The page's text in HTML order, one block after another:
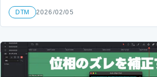
DTM 2026/02/05